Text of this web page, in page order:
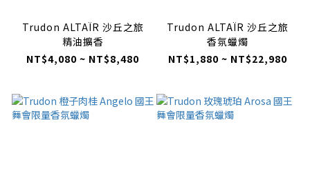
Trudon ALTAÏR 沙丘之旅
精油擴香
NT$4,080 ~ NT$8,480
Trudon ALTAÏR 沙丘之旅
香氛蠟燭
NT$1,880 ~ NT$22,980